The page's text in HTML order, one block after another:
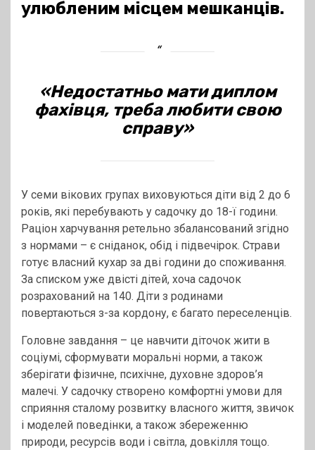
улюбленим місцем мешканців.
«Недостатньо мати диплом
фахівця, треба любити свою
справу»
У семи вікових групах виховуються діти від 2 до 6
років, які перебувають у садочку до 18-ї години.
Раціон харчування ретельно збалансований згідно
з нормами – є сніданок, обід і підвечірок. Страви
готує власний кухар за дві години до споживання.
За списком уже двісті дітей, хоча садочок
розрахований на 140. Діти з родинами
повертаються з-за кордону, є багато переселенців.
Головне завдання – це навчити діточок жити в
соціумі, сформувати моральні норми, а також
зберігати фізичне, психічне, духовне здоров’я
малечі. У садочку створено комфортні умови для
сприяння сталому розвитку власного життя, звичок
і моделей поведінки, а також збереженню
природи, ресурсів води і світла, довкілля тощо.